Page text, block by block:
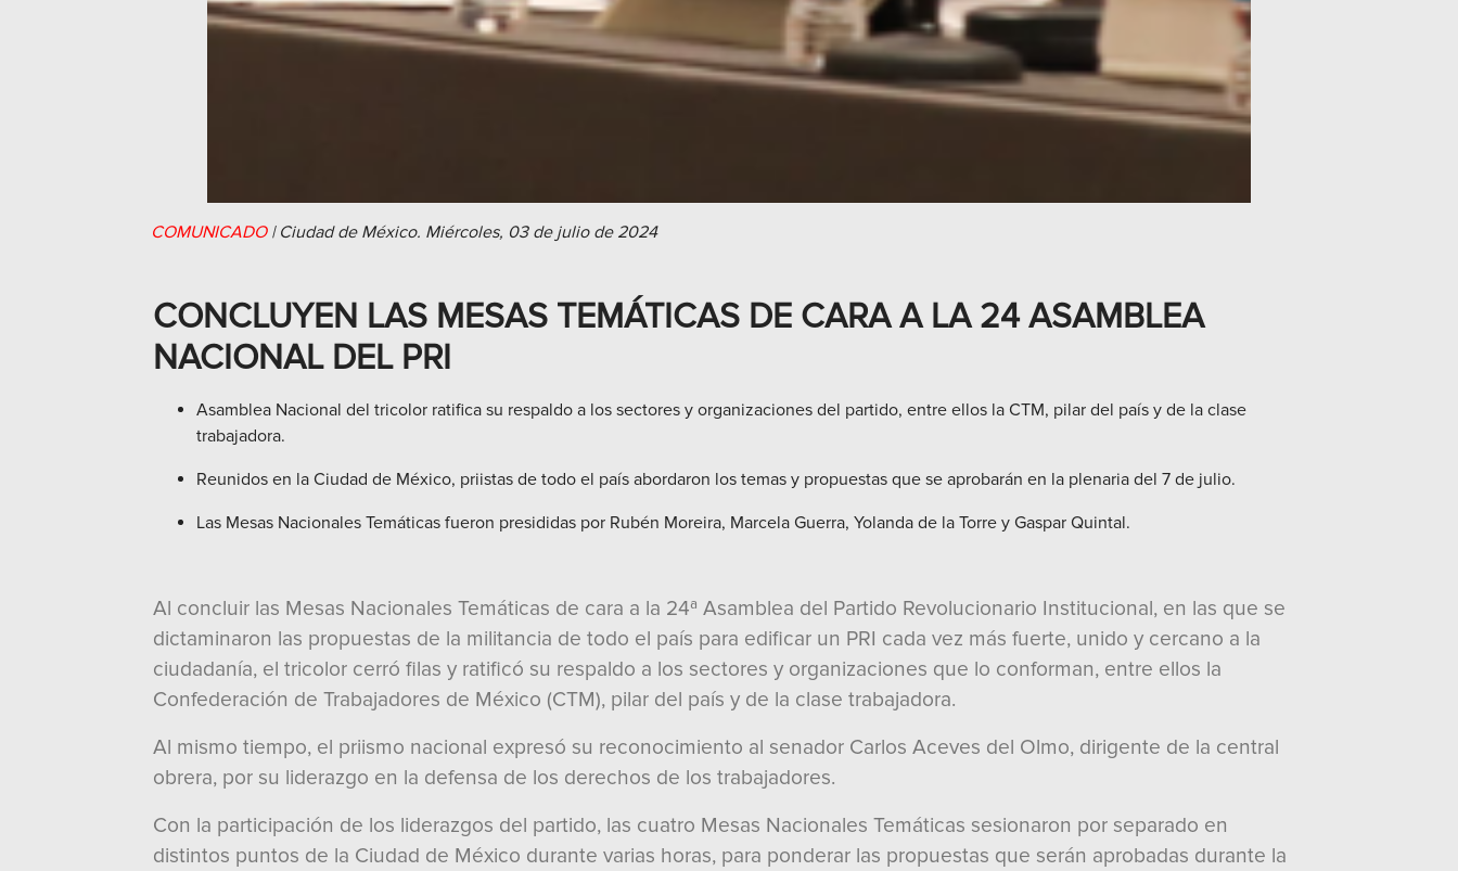
COMUNICADO| Ciudad de México. Miércoles, 03 de julio de 2024
CONCLUYEN LAS MESAS TEMÁTICAS DE CARA A LA 24 ASAMBLEA
NACIONAL DEL PRI
Asamblea Nacional del tricolor ratifica su respaldo a los sectores y organizaciones del partido, entre ellos la CTM, pilar del país y de la clase
trabajadora.
Reunidos en la Ciudad de México, priistas de todo el país abordaron los temas y propuestas que se aprobarán en la plenaria del 7 de julio.
Las Mesas Nacionales Temáticas fueron presididas por Rubén Moreira, Marcela Guerra, Yolanda de la Torre y Gaspar Quintal.
Al concluir las Mesas Nacionales Temáticas de cara a la 24ª Asamblea del Partido Revolucionario Institucional, en las que se
dictaminaron las propuestas de la militancia de todo el país para edificar un PRI cada vez más fuerte, unido y cercano a la
ciudadanía, el tricolor cerró filas y ratificó su respaldo a los sectores y organizaciones que lo conforman, entre ellos la
Confederación de Trabajadores de México (CTM), pilar del país y de la clase trabajadora.
Al mismo tiempo, el priismo nacional expresó su reconocimiento al senador Carlos Aceves del Olmo, dirigente de la central
obrera, por su liderazgo en la defensa de los derechos de los trabajadores.
Con la participación de los liderazgos del partido, las cuatro Mesas Nacionales Temáticas sesionaron por separado en
distintos puntos de la Ciudad de México durante varias horas, para ponderar las propuestas que serán aprobadas durante la